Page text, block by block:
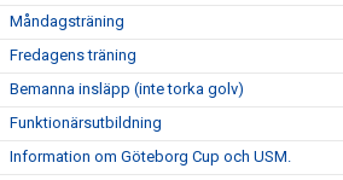
Måndagsträning
Fredagens träning
Bemanna insläpp (inte torka golv)
Funktionärsutbildning
Information om Göteborg Cup och USM.